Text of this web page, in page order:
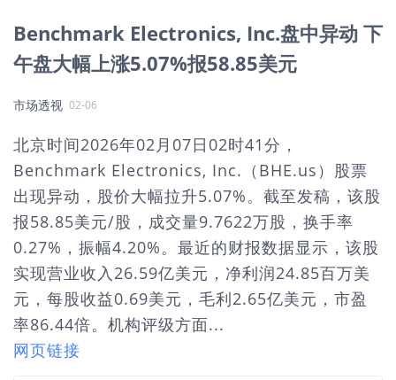
Benchmark Electronics, Inc.盘中异动 下
午盘大幅上涨5.07%报58.85美元
市场透视 02-06
北京时间2026年02月07日02时41分，
Benchmark Electronics, Inc.（BHE.us）股票
出现异动，股价大幅拉升5.07%。截至发稿，该股
报58.85美元/股，成交量9.7622万股，换手率
0.27%，振幅4.20%。最近的财报数据显示，该股
实现营业收入26.59亿美元，净利润24.85百万美
元，每股收益0.69美元，毛利2.65亿美元，市盈
率86.44倍。机构评级方面...
网页链接